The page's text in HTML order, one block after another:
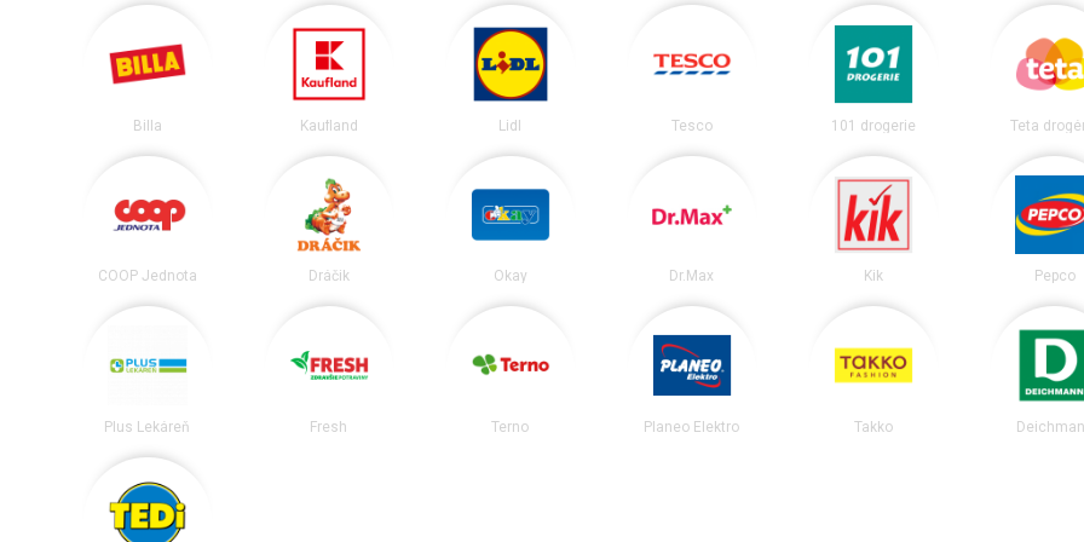
Billa Kaufland Lidl Tesco 101 drogerie Teta
COOP Jednota Dráčik Okay Dr.Max Kik Pepco
Plus Lekáreň Fresh Terno Planeo Elektro Takko